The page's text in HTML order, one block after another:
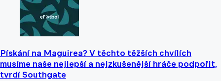
Pískání na Maguirea? V těchto těžších chvílích
musíme naše nejlepší a nejzkušenější hráče podpořit,
tvrdí Southgate